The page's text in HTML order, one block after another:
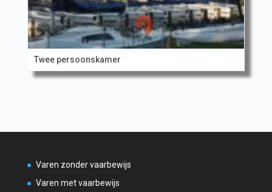
Twee persoonskamer
Varen zonder vaarbewijs
Varen met vaarbewijs